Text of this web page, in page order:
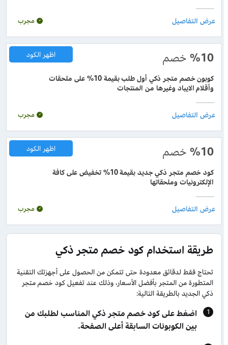
مجرب
%10 خصم
كوبون خصم متجر ذكي أول طلب بقيمة 10% على ملحقات
وأقلام الايباد وغيرها من المنتجات
اظهر الكود
مجرب
%10 خصم
كود خصم متجر ذكي جديد بقيمة 10% تخفيض على كافة
الإلكترونيات وملحقاتها
اظهر الكود
مجرب
طريقة استخدام كود خصم متجر ذكي
تحتاج فقط لدقائق معدودة حتى تتمكن من الحصول على أجهزتك التقنية
المتطورة من المتجر بأفضل الأسعار، وذلك عند تفعيل كود خصم متجر
ذكي الجديد بالطريقة التالية:
اضغط على كود خصم متجر ذكي المناسب لطلبك من
بين الكوبونات السابقة أعلى الصفحة.